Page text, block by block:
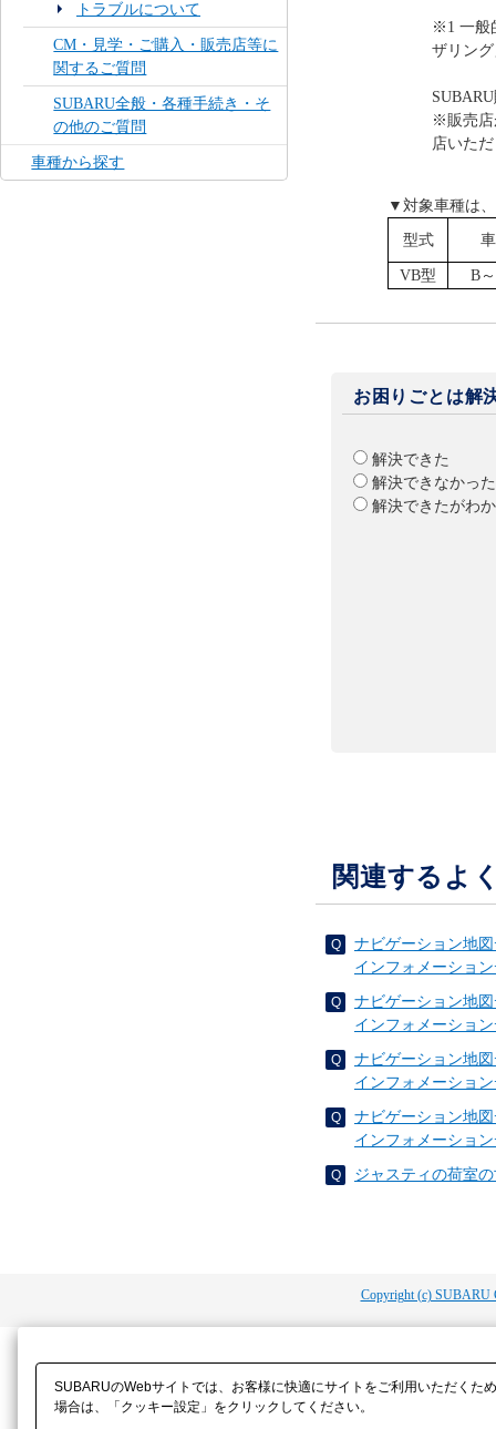
トラブルについて
CM・見学・ご購入・販売店等に
関するご質問
SUBARU全般・各種手続き・そ
の他のご質問
車種から探す
※1 一般
ザリン
※販売店
店いた
▼対象車種は
型式
VB型 B
お困りごとは解
解決できた
解決できなかった
解決できたがわ
関連するよ
ナビゲーション地
インフォメーショ
ナビゲーション地
インフォメーショ
ナビゲーション地
インフォメーショ
ナビゲーション地
インフォメーショ
ジャスティの荷室
Copyright (c) SUBARU
SUBARUのWebサイトでは、お客様に快適にサイトをご利用いただく
場合は、「クッキー設定」をクリックしてください。​